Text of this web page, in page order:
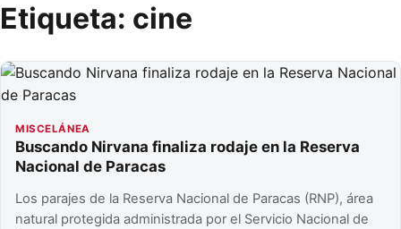
Etiqueta: cine
MISCELÁNEA
Buscando Nirvana finaliza rodaje en la Reserva
Nacional de Paracas
Los parajes de la Reserva Nacional de Paracas (RNP), área
natural protegida administrada por el Servicio Nacional de